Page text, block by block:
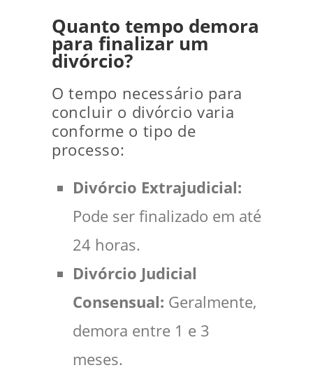
Quanto tempo demora
para finalizar um
divórcio?
O tempo necessário para
concluir o divórcio varia
conforme o tipo de
processo:
Divórcio Extrajudicial:
Pode ser finalizado em até
24 horas.
Divórcio Judicial
Consensual: Geralmente,
demora entre 1 e 3
meses.